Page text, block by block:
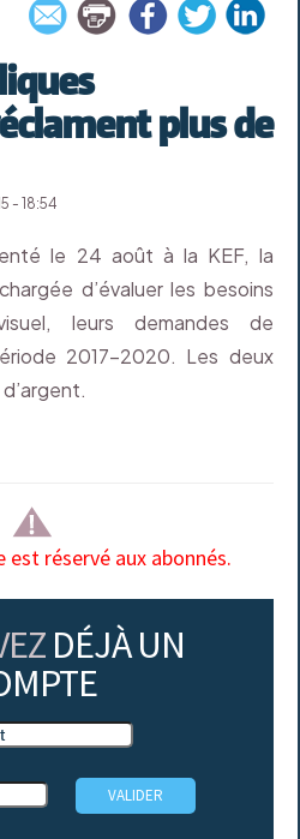
plus de
- 18:54
le 24 août à la KEF, la
d’évaluer les besoins
leurs demandes de
2017-2020. Les deux
est réservé aux abonnés.
DÉJÀ UN